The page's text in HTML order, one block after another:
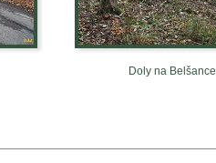
Doly na Belšance